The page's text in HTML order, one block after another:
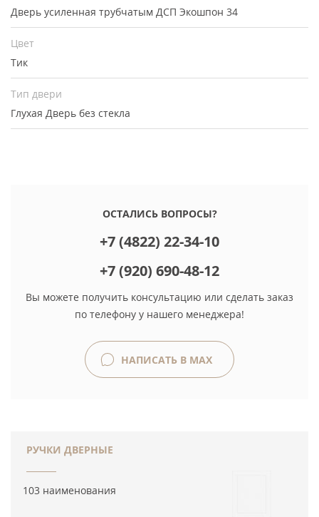
Дверь усиленная трубчатым ДСП Экошпон 34
Цвет
Тик
Тип двери
Глухая Дверь без стекла
ОСТАЛИСЬ ВОПРОСЫ?
+7 (4822) 22-34-10
+7 (920) 690-48-12
Вы можете получить консультацию или сделать заказ
по телефону у нашего менеджера!
НАПИСАТЬ В MAX
РУЧКИ ДВЕРНЫЕ
103 наименования